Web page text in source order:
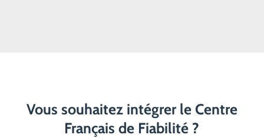
Vous souhaitez intégrer le Centre
Français de Fiabilité ?